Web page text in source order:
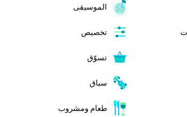
الموسيقى
تخصيص
تسوّق
سباق
طعام ومشروب